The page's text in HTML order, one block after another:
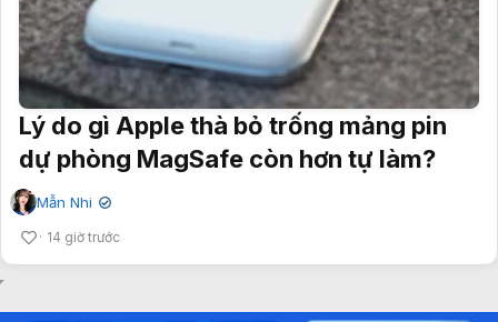
Lý do gì Apple thà bỏ trống mảng pin
dự phòng MagSafe còn hơn tự làm?
Mẫn Nhi ✔
14 giờ trước